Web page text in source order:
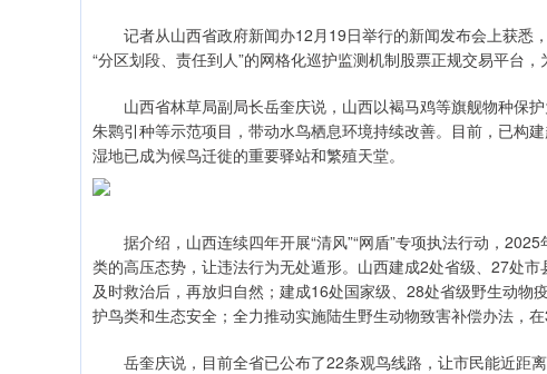
记者从山西省政府新闻办12月19日举行的新闻发布会上获悉
“分区划段、责任到人”的网格化巡护监测机制股票正规交易平台，
山西省林草局副局长岳奎庆说，山西以褐马鸡等旗舰物种保护
朱鹮引种等示范项目，带动水鸟栖息环境持续改善。目前，已构
湿地已成为候鸟迁徙的重要驿站和繁殖天堂。
据介绍，山西连续四年开展“清风”“网盾”专项执法行动，
类的高压态势，让违法行为无处遁形。山西建成2处省级、27处
及时救治后，再放归自然；建成16处国家级、28处省级野生动
护鸟类和生态安全；全力推动实施陆生野生动物致害补偿办法，在
岳奎庆说，目前全省已公布了22条观鸟线路，让市民能近距